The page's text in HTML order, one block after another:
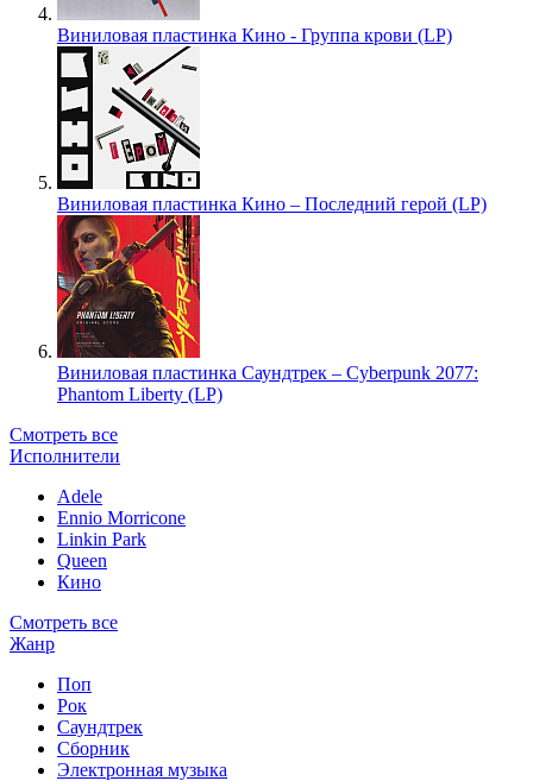
Виниловая пластинка Кино - Группа крови (LP)
Виниловая пластинка Кино – Последний герой (LP)
Виниловая пластинка Саундтрек – Cyberpunk 2077:
Phantom Liberty (LP)
Смотреть все
Исполнители
Adele
Ennio Morricone
Linkin Park
Queen
Кино
Смотреть все
Жанр
Поп
Рок
Саундтрек
Сборник
Электронная музыка